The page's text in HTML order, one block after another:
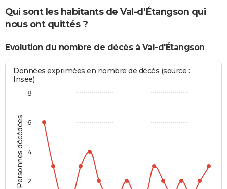
Qui sont les habitants de Val-d'Étangson qui
nous ont quittés ?
Evolution du nombre de décès à Val-d'Étangson
Personnes décédées
Données exprimées en nombre de décès (source :
Insee)
2
4
6
8